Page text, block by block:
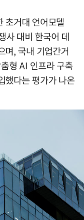
초거대 언어모델
사 대비 한국어 데
며, 국내 기업간거
형 AI 인프라 구축
했다는 평가가 나온